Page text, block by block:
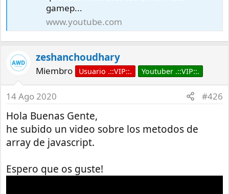
gamep...
www.youtube.com
zeshanchoudhary
Miembro Usuario .::VIP::. Youtuber .::VIP::.
14 Ago 2020 #426
Hola Buenas Gente,
he subido un video sobre los metodos de
array de javascript.
Espero que os guste!